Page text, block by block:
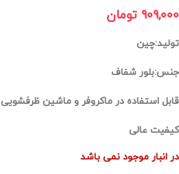
909,000 تومان
تولید:چین
جنس:بلور شفاف
قابل استفاده در ماکروفر و ماشین ظرفشویی
کیفیت عالی
در انبار موجود نمی باشد